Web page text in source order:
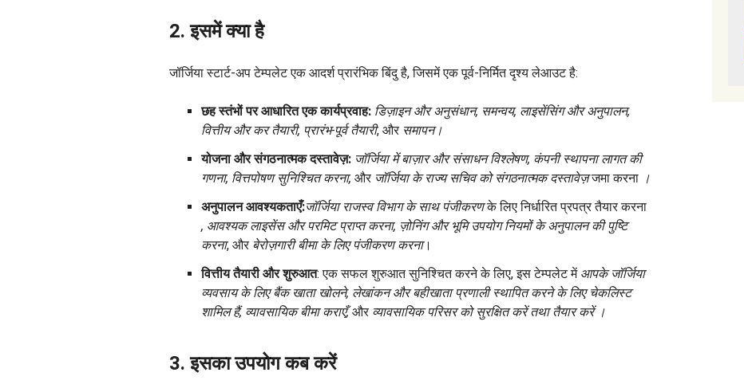
2. इसमें क्या है
जॉर्जिया स्टार्ट-अप टेम्पलेट एक आदर्श प्रारंभिक बिंदु है, जिसमें एक पूर्व-निर्मित दृश्य लेआउट है:
छह स्तंभों पर आधारित एक कार्यप्रवाह: डिज़ाइन और अनुसंधान, समन्वय, लाइसेंसिंग और अनुपालन,
वित्तीय और कर तैयारी, प्रारंभ-पूर्व तैयारी, और समापन।
योजना और संगठनात्मक दस्तावेज़: जॉर्जिया में बाज़ार और संसाधन विश्लेषण, कंपनी स्थापना लागत की
गणना, वित्तपोषण सुनिश्चित करना, और जॉर्जिया के राज्य सचिव को संगठनात्मक दस्तावेज़जमा करना ।
अनुपालन आवश्यकताएँ:जॉर्जिया राजस्व विभाग के साथ पंजीकरणके लिए निर्धारित प्रपत्र तैयार करना
, आवश्यक लाइसेंस और परमिट प्राप्त करना, ज़ोनिंग और भूमि उपयोग नियमों के अनुपालन की पुष्टि
करना, और बेरोज़गारी बीमा के लिए पंजीकरण करना।
वित्तीय तैयारी और शुरुआत: एक सफल शुरुआत सुनिश्चित करने के लिए, इस टेम्पलेट में आपके जॉर्जिया
व्यवसाय के लिए बैंक खाता खोलने, लेखांकन और बहीखाता प्रणाली स्थापित करने के लिए चेकलिस्ट
शामिल हैं, व्यावसायिक बीमा कराएँ,और व्यावसायिक परिसर को सुरक्षित करें तथा तैयार करें ।
3. इसका उपयोग कब करें